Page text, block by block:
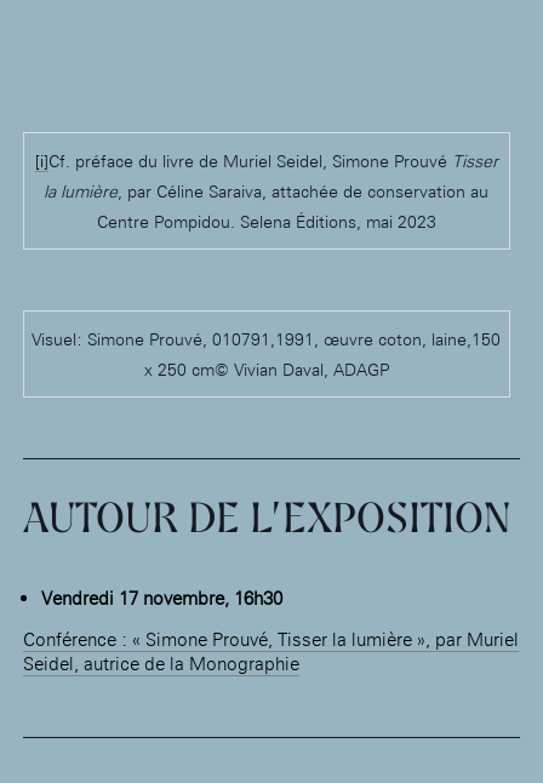
[i]Cf. préface du livre de Muriel Seidel, Simone Prouvé Tisser
la lumière, par Céline Saraiva, attachée de conservation au
Centre Pompidou. Selena Éditions, mai 2023
Visuel: Simone Prouvé, 010791,1991, œuvre coton, laine,150
x 250 cm© Vivian Daval, ADAGP
AUTOUR DE L’EXPOSITION
Vendredi 17 novembre, 16h30
Conférence : « Simone Prouvé, Tisser la lumière », par Muriel
Seidel, autrice de la Monographie